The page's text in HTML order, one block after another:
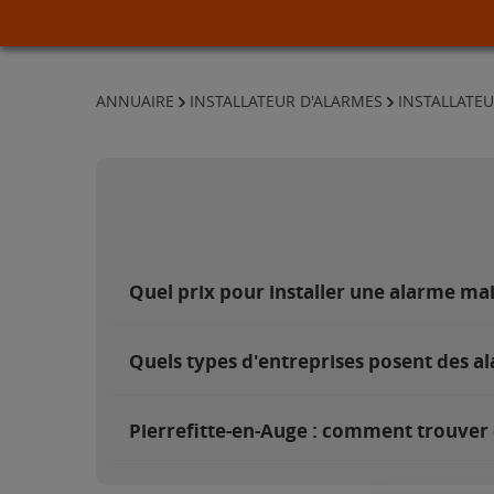
ANNUAIRE INSTALLATEUR D'ALARMES
Quel prix pour installer une alarme
Quels types d'entreprises posent des
Pierrefitte-en-Auge : comment